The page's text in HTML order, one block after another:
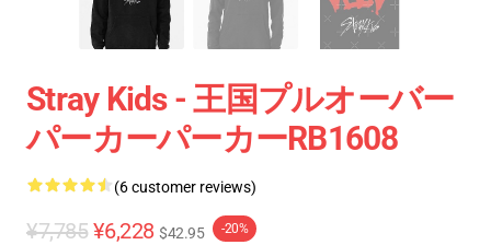
Stray Kids - 王国プルオーバー
パーカーパーカーRB1608
(6 customer reviews)
¥7,785 ¥6,228 $42.95 -20%